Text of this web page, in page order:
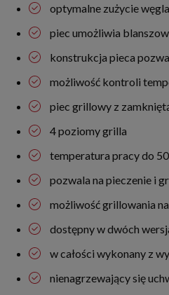
optymalne zużycie
piec umożliwia
konstrukcja pieca
możliwość kontroli
piec grillowy z
4 poziomy grilla
temperatura pracy do
pozwala na pieczenie i
możliwość grillowania
dostępny w dwóch
w całości wykonany z
nienagrzewający się